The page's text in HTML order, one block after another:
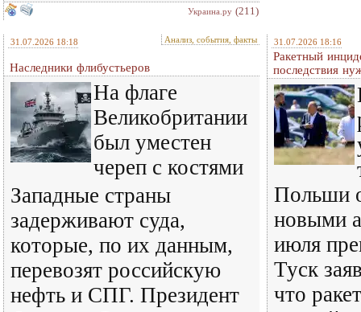
Украина.ру (211)
31.07.2026 18:18 Анализ, события, факты
Наследники флибустьеров
На флаге
Великобритании
был уместен
череп с костями
Западные страны
задерживают суда,
которые, по их данным,
перевозят российскую
нефть и СПГ. Президент
31.07.2026 18:16
Ракетный
последствия
Польши
новыми
июля
Туск
что